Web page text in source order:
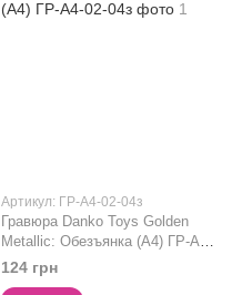
Артикул: ГР-А4-02-04з
Гравюра Danko Toys Golden
Metallic: Обезъянка (А4) ГР-А4-
02-04з
124 грн